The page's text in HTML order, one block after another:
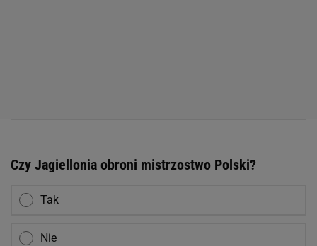
Czy Jagiellonia obroni mistrzostwo Polski?
Tak
Nie